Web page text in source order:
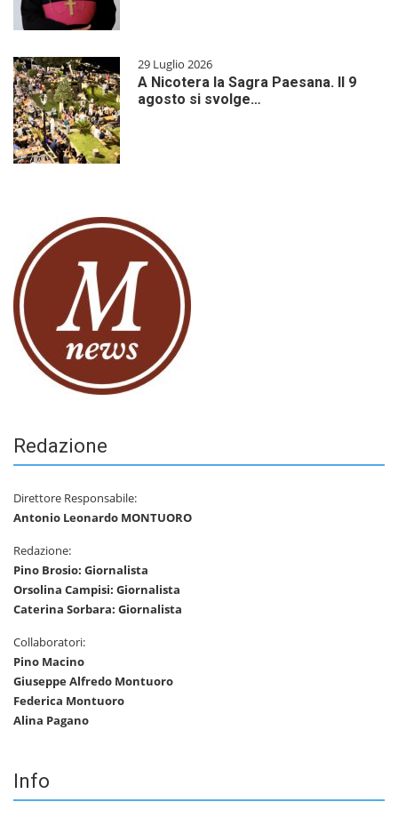
29 Luglio 2026
A Nicotera la Sagra Paesana. Il 9
agosto si svolge…
Redazione
Direttore Responsabile:
Antonio Leonardo MONTUORO
Redazione:
Pino Brosio: Giornalista
Orsolina Campisi: Giornalista
Caterina Sorbara: Giornalista
Collaboratori:
Pino Macino
Giuseppe Alfredo Montuoro
Federica Montuoro
Alina Pagano
Info